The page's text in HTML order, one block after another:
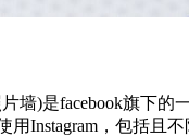
片墙)是facebook旗下
Instagram，包括且